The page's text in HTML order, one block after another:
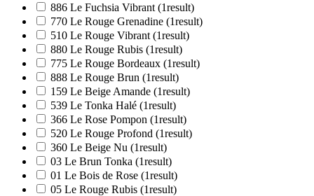
886 Le Fuchsia Vibrant (1result)
770 Le Rouge Grenadine (1result)
510 Le Rouge Vibrant (1result)
880 Le Rouge Rubis (1result)
775 Le Rouge Bordeaux (1result)
888 Le Rouge Brun (1result)
159 Le Beige Amande (1result)
539 Le Tonka Halé (1result)
366 Le Rose Pompon (1result)
520 Le Rouge Profond (1result)
360 Le Beige Nu (1result)
03 Le Brun Tonka (1result)
01 Le Bois de Rose (1result)
05 Le Rouge Rubis (1result)